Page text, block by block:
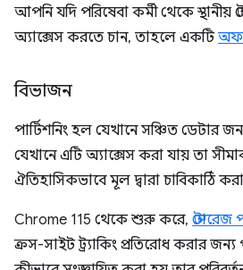
আপনি যদি পরিষেবা কর্মী থেকে স্থানীয়
অ্যাক্সেস করতে চান, তাহলে একটি
বিভাজন
পার্টিশনিং হল যেখানে সঞ্চিত ডেটার
যেখানে এটি অ্যাক্সেস করা যায় তা
ঐতিহাসিকভাবে মূল দ্বারা চাবিকাঠি
Chrome 115 থেকে শুরু করে, স্টোরেজ
ক্রস-সাইট ট্র্যাকিং প্রতিরোধ করার জন্য